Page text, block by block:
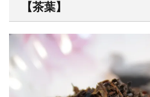
【茶葉】